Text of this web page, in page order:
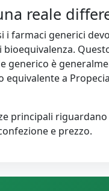
reale
i farmaci generici
generico è
equivalente a
principali
e prezzo.